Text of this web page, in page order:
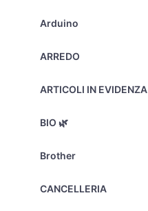
Arduino
ARREDO
ARTICOLI IN EVIDENZA
BIO 🌿
Brother
CANCELLERIA